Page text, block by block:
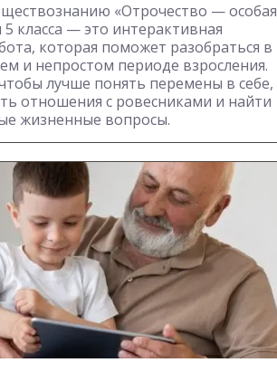
«Отрочество — особая
класса — это интерактивная
которая поможет разобраться в
и непростом периоде взросления.
лучше понять перемены в себе,
отношения с ровесниками и найти
жизненные вопросы.